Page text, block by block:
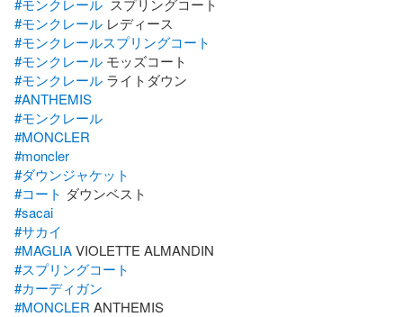
#モンクレール
#モンクレールスプリングコート
#モンクレール
#モンクレール
#ANTHEMIS
#モンクレール
#MONCLER
#moncler
#ダウンジャケット
#コート
#sacai
#サカイ
#MAGLIA
#スプリングコート
#カーディガン
#MONCLER ANTHEMIS